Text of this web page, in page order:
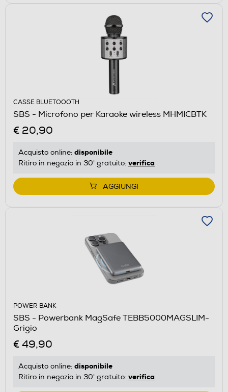
CASSE BLUETOOOTH
SBS - Microfono per Karaoke wireless MHMICBTK
€ 20,90
Acquisto online: disponibile
Ritiro in negozio in 30' gratuito: verifica
AGGIUNGI
POWER BANK
SBS - Powerbank MagSafe TEBB5000MAGSLIM-
Grigio
€ 49,90
Acquisto online: disponibile
Ritiro in negozio in 30' gratuito: verifica